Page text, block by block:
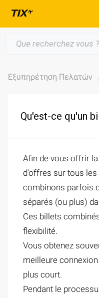
Εξυπηρέτηση Πελατών
Qu'est-ce qu'un
Afin de vous offrir
d'offres sur tous
combinons parfois
séparés (ou plus)
Ces billets
flexibilité.
Vous obtenez
meilleure
plus court.
Pendant le